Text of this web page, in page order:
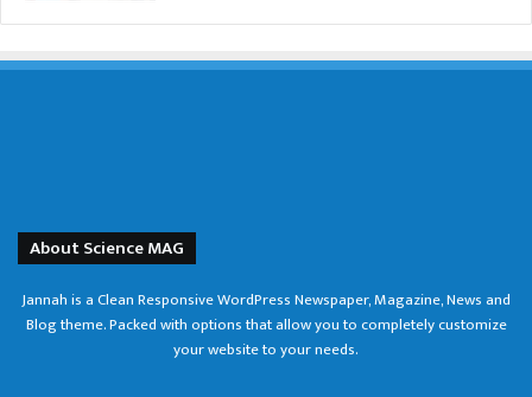
About Science MAG
Jannah is a Clean Responsive WordPress Newspaper, Magazine, News and
Blog theme. Packed with options that allow you to completely customize
your website to your needs.